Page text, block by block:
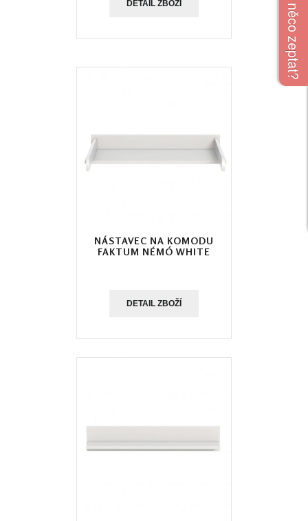
DETAIL ZBOŽÍ
NÁSTAVEC NA KOMODU
FAKTUM NÉMÓ WHITE
DETAIL ZBOŽÍ